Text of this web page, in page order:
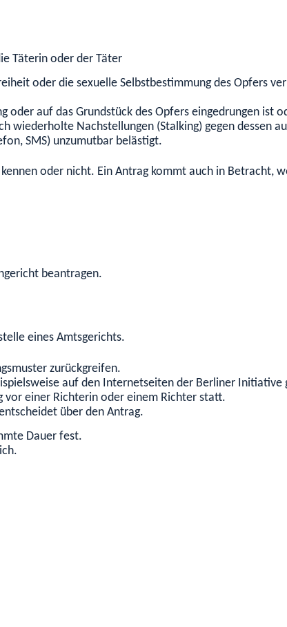
Täterin oder der Täter
oder die sexuelle Selbstbestimmung des Opfers
oder auf das Grundstück des Opfers eingedrungen ist
wiederholte Nachstellungen (Stalking) gegen dessen
SMS) unzumutbar belästigt.
oder nicht. Ein Antrag kommt auch in Betracht,
beantragen.
eines Amtsgerichts.
zurückgreifen.
auf den Internetseiten der Berliner Initiative
einer Richterin oder einem Richter statt.
über den Antrag.
Dauer fest.